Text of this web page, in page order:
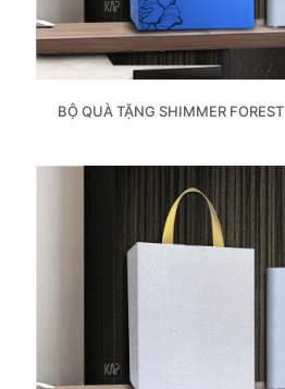
BỘ QUÀ TẶNG SHIMMER FOREST